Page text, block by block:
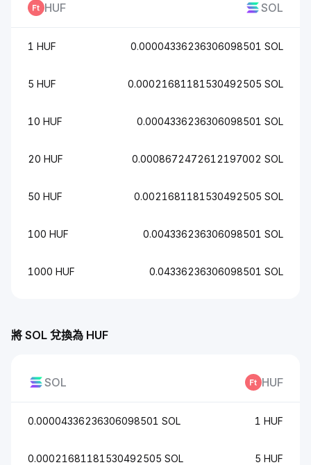
將 SOL 兌換為 HUF
SOL HUF
0.00004336236306098501 SOL 1 HUF
0.00021681181530492505 SOL 5 HUF
HUF SOL
1 HUF 0.00004336236306098501 SOL
5 HUF 0.00021681181530492505 SOL
10 HUF 0.0004336236306098501 SOL
20 HUF 0.0008672472612197002 SOL
50 HUF 0.0021681181530492505 SOL
100 HUF 0.004336236306098501 SOL
1000 HUF 0.04336236306098501 SOL